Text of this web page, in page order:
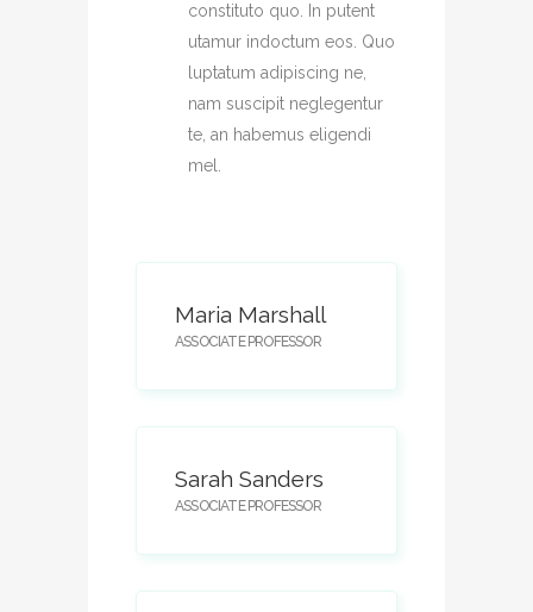
constituto quo. In putent
utamur indoctum eos. Quo
luptatum adipiscing ne,
nam suscipit neglegentur
te, an habemus eligendi
mel.
Maria Marshall
ASSOCIATE PROFESSOR
Sarah Sanders
ASSOCIATE PROFESSOR